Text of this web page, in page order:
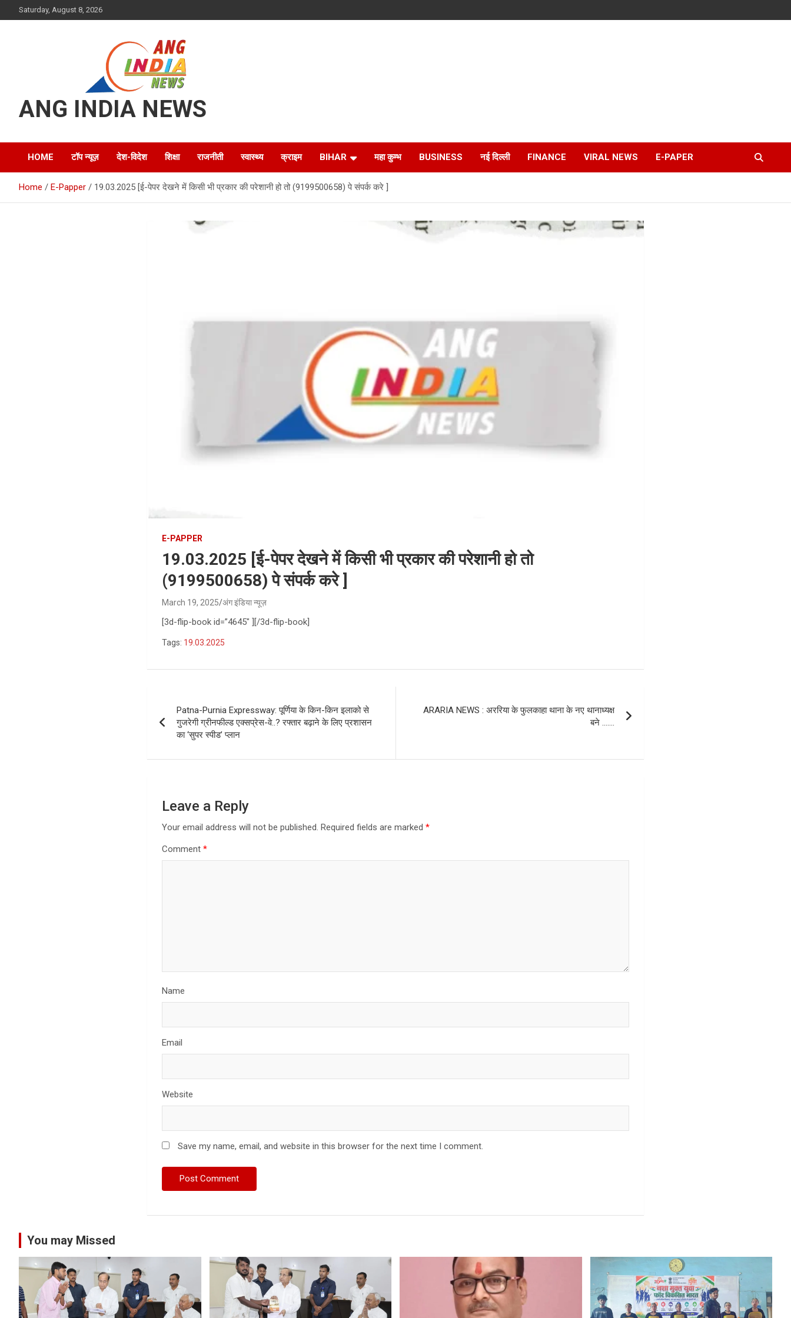
to
Saturday, August 8, 2026
ANG INDIA NEWS
HOME टॉप न्यूज़ देश-विदेश शिक्षा राजनीती स्वास्थ्य क्राइम BIHAR महा कुम्भ BUSINESS नई दिल्ली FINANCE VIRAL NEWS E-PAPER
Home E-Papper 19.03.2025 [ई-पेपर देखने में किसी भी प्रकार की परेशानी हो तो (9199500658) पे संपर्क करे ]
E-PAPPER
19.03.2025 [ई-पेपर देखने में किसी भी प्रकार की परेशानी हो तो
(9199500658) पे संपर्क करे ]
March 19, 2025 अंग इंडिया न्यूज़
[3d-flip-book id=”4645″ ][/3d-flip-book]
Tags: 19.03.2025
navigation
Patna-Purnia Expressway: पूर्णिया के किन-किन इलाको से
गुजरेगी ग्रीनफील्ड एक्सप्रेस-वे..? रफ्तार बढ़ाने के लिए प्रशासन
का ‘सुपर स्पीड’ प्लान
ARARIA NEWS : अररिया के फुलकाहा थाना के नए थानाध्यक्ष
बने …….
Leave a Reply
Your email address will not be published. Required fields are marked*
Comment*
Name
Email
Website
Save my name, email, and website in this browser for the next time I comment.
You may Missed